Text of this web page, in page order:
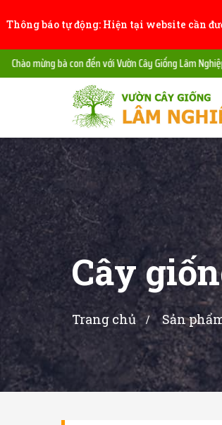
Thông báo tự động: Hiện tại website cần
mừng bà con đến với Vườn Cây Giống Lâm Nghiệp.
Trang chủ Sản
Cây